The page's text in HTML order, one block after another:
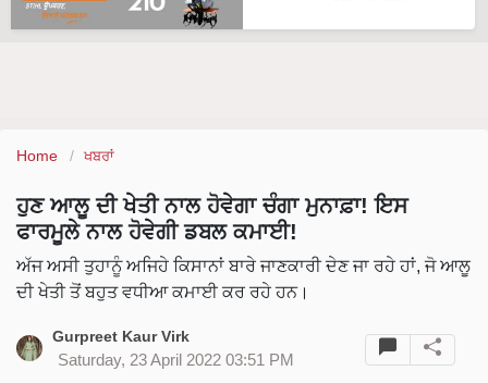
Home ਖਬਰਾਂ
ਹੁਣ ਆਲੂ ਦੀ ਖੇਤੀ ਨਾਲ ਹੋਵੇਗਾ ਚੰਗਾ ਮੁਨਾਫ਼ਾ! ਇਸ
ਫਾਰਮੂਲੇ ਨਾਲ ਹੋਵੇਗੀ ਡਬਲ ਕਮਾਈ!
ਅੱਜ ਅਸੀ ਤੁਹਾਨੂੰ ਅਜਿਹੇ ਕਿਸਾਨਾਂ ਬਾਰੇ ਜਾਣਕਾਰੀ ਦੇਣ ਜਾ ਰਹੇ ਹਾਂ, ਜੋ ਆਲੂ
ਦੀ ਖੇਤੀ ਤੋਂ ਬਹੁਤ ਵਧੀਆ ਕਮਾਈ ਕਰ ਰਹੇ ਹਨ।
Gurpreet Kaur Virk
Saturday, 23 April 2022 03:51 PM